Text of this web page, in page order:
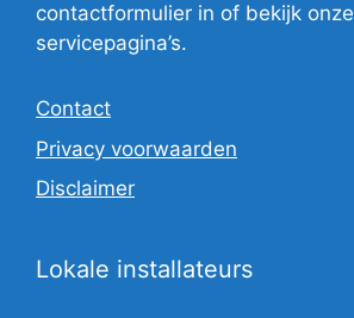
contactformulier in of bekijk onze
servicepagina’s.
Contact
Privacy voorwaarden
Disclaimer
Lokale installateurs